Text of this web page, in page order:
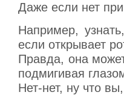
Даже если нет
Например,
если открывает
Правда, она
подмигивая
Нет-нет, ну что